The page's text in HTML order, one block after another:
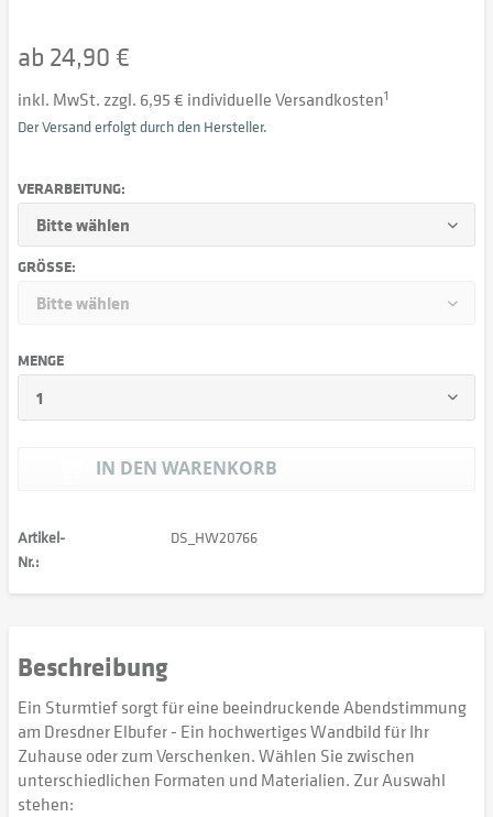
ab 24,90 €
inkl. MwSt. zzgl. 6,95 € individuelle Versandkosten1
Der Versand erfolgt durch den Hersteller.
VERARBEITUNG:
GRÖSSE:
MENGE
IN DEN WARENKORB
Artikel-
Nr.:
DS_HW20766
Beschreibung
Ein Sturmtief sorgt für eine beeindruckende Abendstimmung
am Dresdner Elbufer - Ein hochwertiges Wandbild für Ihr
Zuhause oder zum Verschenken. Wählen Sie zwischen
unterschiedlichen Formaten und Materialien. Zur Auswahl
stehen: